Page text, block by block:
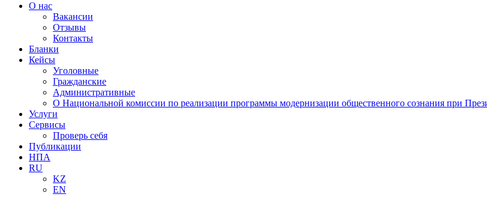
О нас
Вакансии
Отзывы
Контакты
Бланки
Кейсы
Уголовные
Гражданские
Административные
О Национальной комиссии по реализации программы модернизации общественного сознания при
Услуги
Сервисы
Проверь себя
Публикации
НПА
RU
KZ
EN